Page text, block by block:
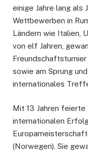
einige Jahre lang als
Wettbewerben in
Ländern wie Italien,
von elf Jahren,
sowie am Sprung
internationales
Mit 13 Jahren feierte
internationalen
(Norwegen). Sie